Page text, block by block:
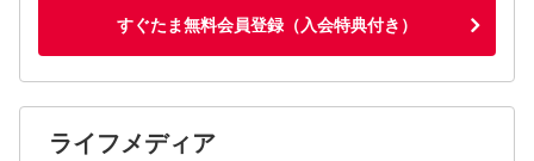
すぐたま無料会員登録（入会特典付き）
ライフメディア